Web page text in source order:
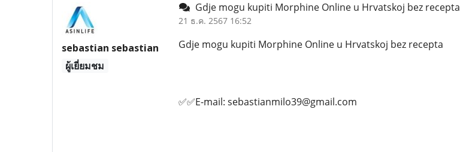
sebastian sebastian
ผู้เยี่ยมชม
Gdje mogu kupiti Morphine Online u Hrvatskoj bez recepta
21 ธ.ค. 2567 16:52
Gdje mogu kupiti Morphine Online u Hrvatskoj bez recepta
✅✅E-mail: sebastianmilo39@gmail.com